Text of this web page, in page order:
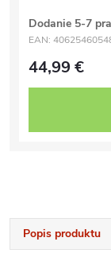
Dodanie 5-7
EAN:
44,99 €
Popis produktu